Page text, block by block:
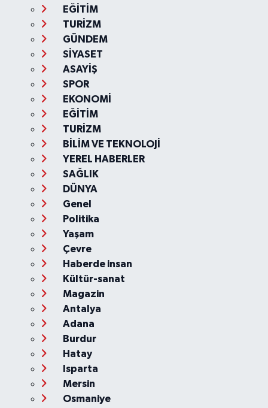
EĞİTİM
TURİZM
GÜNDEM
SİYASET
ASAYİŞ
SPOR
EKONOMİ
EĞİTİM
TURİZM
BİLİM VE TEKNOLOJİ
YEREL HABERLER
SAĞLIK
DÜNYA
Genel
Politika
Yaşam
Çevre
Haberde insan
Kültür-sanat
Magazin
Antalya
Adana
Burdur
Hatay
Isparta
Mersin
Osmaniye